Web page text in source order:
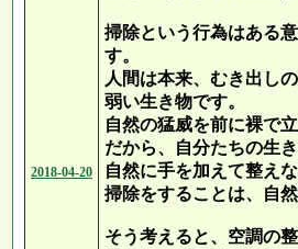
2018-04-20
掃除という行為はある
す。
人間は本来、むき出し
弱い生き物です。
自然の猛威を前に裸で
だから、自分たちの生
自然に手を加えて整え
掃除をすることは、自
そう考えると、空調の